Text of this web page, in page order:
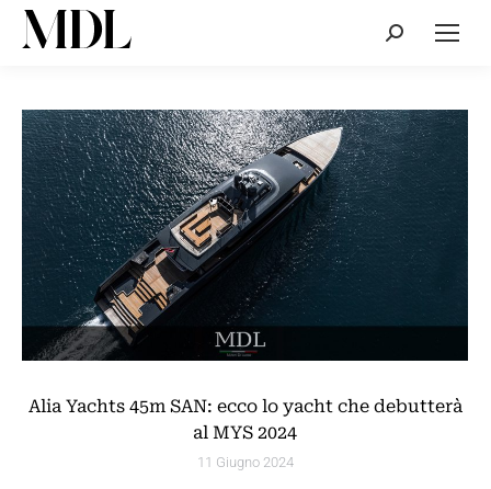
Cerca:
Alia Yachts 45m SAN: ecco lo yacht che debutterà
al MYS 2024
11 Giugno 2024